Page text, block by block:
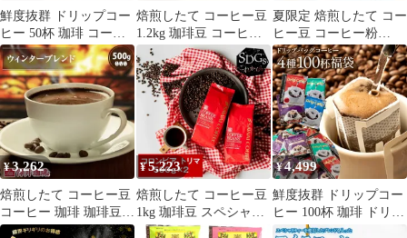
鮮度抜群 ドリップコー
ヒー 50杯 珈琲 コーヒ
ー 福袋 ドリップバッグ
福袋 お試し 8gx50袋 個
包装 8g 飲み比べ セッ
ト おためし いまならド
リップバッグ増量中で6
種類52袋
焙煎したて コーヒー豆
1.2kg 珈琲豆 コーヒー
福袋 大容量 400gx3袋
中挽き/豆のまま コーヒ
ー専門店 120杯分 セッ
ト ゴールデンコロンビ
ア
夏限定 焙煎したて コー
ヒー豆 コーヒー粉
1.2kg 送料無料 福袋 大
容量 400g 3袋 コーヒー
専門店 夏の特別ブレン
ド 飲み比べ 120杯分 セ
ット 澤井珈琲
¥3,262
焙煎したて コーヒー豆
コーヒー 珈琲 珈琲豆
お試し コーヒー粉 粉
¥5,223
焙煎したて コーヒー豆
1kg 珈琲豆 スペシャリ
ティーコーヒー 福袋 お
¥4,499
鮮度抜群 ドリップコー
ヒー 100杯 珈琲 ドリッ
プパック コーヒー 福袋